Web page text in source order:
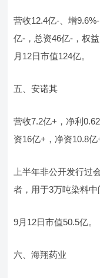
营收12.4亿-、增
亿-，总资46亿-，权
月12日市值124亿。
五、安诺其
营收7.2亿+，净利
资16亿+，净资10.8亿
上半年非公开发行过
者，用于3万吨染料中
9月12日市值50.5亿。
六、海翔药业